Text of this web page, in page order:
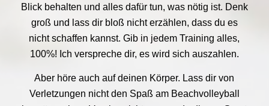
Blick behalten und alles dafür tun, was nötig ist. Denk
groß und lass dir bloß nicht erzählen, dass du es
nicht schaffen kannst. Gib in jedem Training alles,
100%! Ich verspreche dir, es wird sich auszahlen.
Aber höre auch auf deinen Körper. Lass dir von
Verletzungen nicht den Spaß am Beachvolleyball